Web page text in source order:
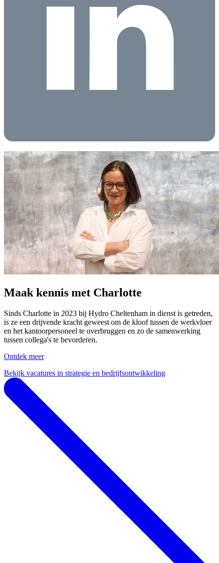
Maak kennis met Charlotte
Sinds Charlotte in 2023 bij Hydro Cheltenham in dienst is getreden,
is ze een drijvende kracht geweest om de kloof tussen de werkvloer
en het kantoorpersoneel te overbruggen en zo de samenwerking
tussen collega's te bevorderen.
Ontdek meer
Bekijk vacatures in strategie en bedrijfsontwikkeling